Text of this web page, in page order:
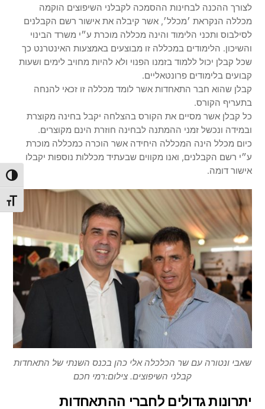
מתג
לצורך ההכנה לבחינות ההסמכה לקבלני השיפוצים הוקמה
מכללה הנקראת ׳מכלל׳, אשר קיבלה את אישור רשם הקבלנים
לסילבוס ותכני הלימוד והינה מכללה מוכרת ע״י משרד הבינוי
והשיכון. הלימודים במכללה זו מבוצעים באמצעות האינטרנט כך
שכל קבלן יכול ללמוד בזמנו הפנוי ולא להיות מחויב לימים ושעות
קבועים בלימודים פרונטאליים.
קבלן שהוא חבר התאחדות אשר לומד מכללה זו זכאי להנחה
בתעריף הקורס.
כל קבלן אשר מסיים את הקורס בהצלחה יקבל בחינה מקוצרת
ובמידה ונכשל זמני ההמתנה לבחינה חוזרת הינם מקוצרים.
כיום מכלל הינה המכללה היחידה אשר הוכרה כמכללה מוכרת
ע״י רשם הקבלנים, ואנו מקווים שבעתיד מכללות נוספות יקבלו
אישור דומה.
שאבי ונטורה עם שר הכלכלה אלי כהן בכנס השנתי של התאחדות
קבלני השיפוצים. צילום:רמי חכם
יתרונות גדולים לחברי ההתאחדות